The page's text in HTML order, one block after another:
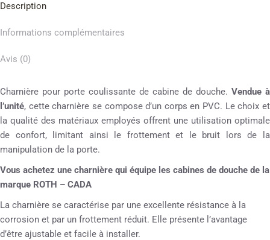
Description
Informations complémentaires
Avis (0)
Charnière pour porte coulissante de cabine de douche. Vendue à
l’unité, cette charnière se compose d’un corps en PVC. Le choix et
la qualité des matériaux employés offrent une utilisation optimale
de confort, limitant ainsi le frottement et le bruit lors de la
manipulation de la porte.
Vous achetez une charnière qui équipe les cabines de douche de la
marque ROTH – CADA
La charnière se caractérise par une excellente résistance à la
corrosion et par un frottement réduit. Elle présente l’avantage
d’être ajustable et facile à installer.